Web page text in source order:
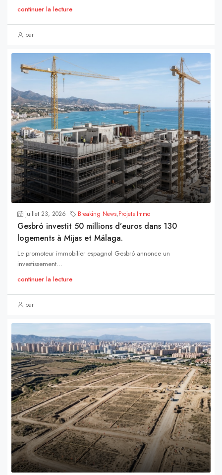
continuer la lecture
par
juillet 23, 2026 Breaking News,Projets Immo
Gesbró investit 50 millions d’euros dans 130
logements à Mijas et Málaga.
Le promoteur immobilier espagnol Gesbró annonce un
investissement...
continuer la lecture
par